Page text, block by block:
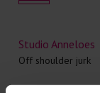
Studio Anneloes
Off shoulder jurk